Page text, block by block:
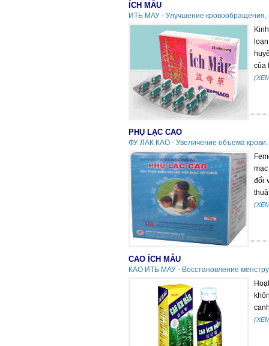
ÍCH MẪU
ИТЬ МАУ - Улучшение кровообращения,
của
PHỤ LẠC CAO
ФУ ЛАК КАО - Увеличение объема
đối
CAO ÍCH MẪU
КАО ИТЬ МАУ - Восстановление